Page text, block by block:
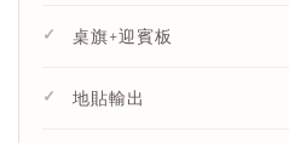
✓ 桌旗+迎賓板
✓ 地貼輸出